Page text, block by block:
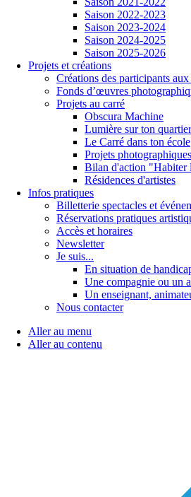
Saison 2022-2023
Saison 2023-2024
Saison 2024-2025
Saison 2025-2026
Projets et créations
Créations des participants
Fonds d’œuvres
Projets au carré
Obscura Machine
Lumière sur ton quartier
Le Carré dans ton école
Projets photographiques
Bilan d'action "Habiter
Résidences d'artistes
Infos pratiques
Billetterie spectacles et
Réservations pratiques
Accès et horaires
Newsletter
Je suis...
En situation de
Une compagnie ou un
Un enseignant,
Nous contacter
Aller au menu
Aller au contenu